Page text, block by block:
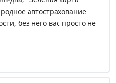
автострахование
без него вас просто не
полис, минимальный
делать страховку